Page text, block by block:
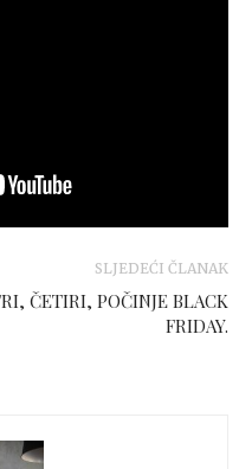
SLJEDEĆI ČLANAK
ČETIRI, POČINJE BLACK
FRIDAY.